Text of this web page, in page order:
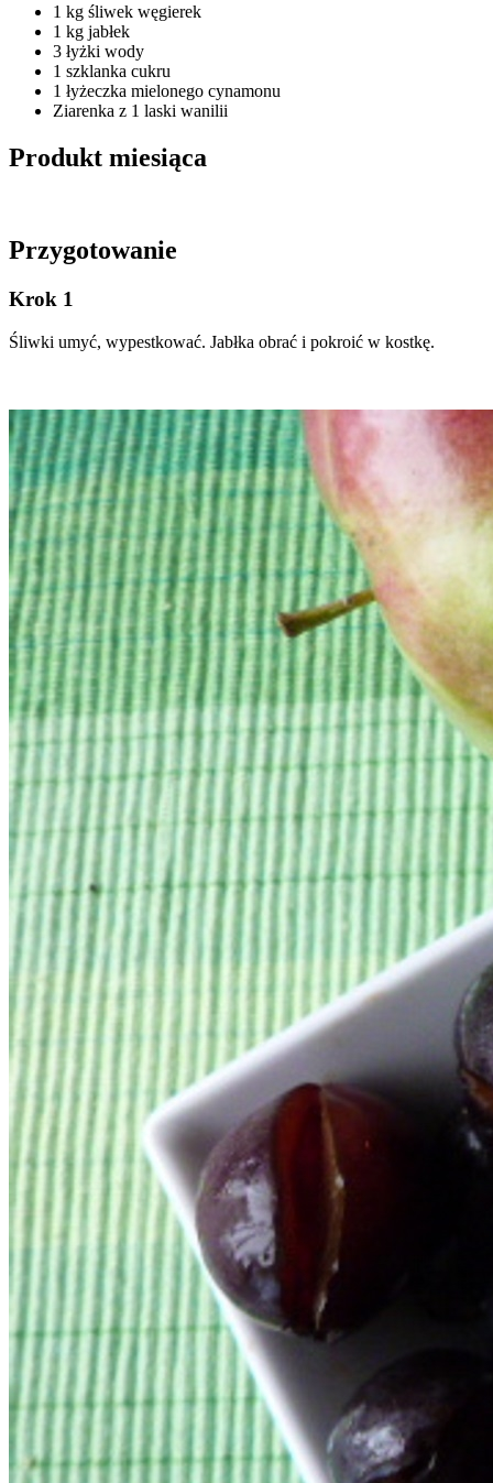
1 kg śliwek węgierek
1 kg jabłek
3 łyżki wody
1 szklanka cukru
1 łyżeczka mielonego cynamonu
Ziarenka z 1 laski wanilii
Produkt miesiąca
Przygotowanie
Krok 1
Śliwki umyć, wypestkować. Jabłka obrać i pokroić w kostkę.